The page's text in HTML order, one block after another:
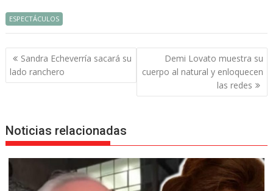
ESPECTÁCULOS
Navegación
de
entradas
Sandra Echeverría sacará su
lado ranchero
Demi Lovato muestra su
cuerpo al natural y enloquecen
las redes
Noticias relacionadas